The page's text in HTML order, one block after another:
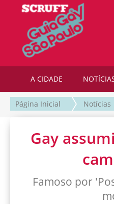
A CIDADE
Página Inicial Notícias
Gay
Famoso por